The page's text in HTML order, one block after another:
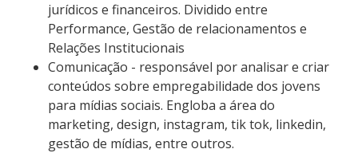
jurídicos e financeiros. Dividido entre
Performance, Gestão de relacionamentos e
Relações Institucionais
Comunicação - responsável por analisar e criar
conteúdos sobre empregabilidade dos jovens
para mídias sociais. Engloba a área do
marketing, design, instagram, tik tok, linkedin,
gestão de mídias, entre outros.